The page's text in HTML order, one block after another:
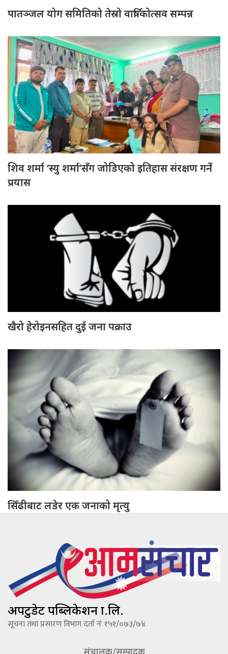
पातञ्जल योग समितिको तेस्रो वार्षिकोत्सव सम्पन्न
शिव शर्मा ‘स्यु शर्मा’सँग जोडिएको इतिहास संरक्षण गर्ने
प्रयास
खैरो हेरोइनसहित दुई जना पक्राउ
सिँढीबाट लडेर एक जनाको मृत्यु
अपटुडेट पब्लिकेशन प्रा.लि.
सूचना तथा प्रसारण विभाग दर्ता नंः १५१/०७३/७४